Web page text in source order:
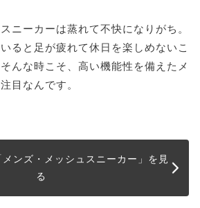
ニーカーは蒸れて不快になりがち。
ると足が疲れて休日を楽しめないこ
んな時こそ、高い機能性を備えたメ
目なんです。
ンズ・メッシュスニーカー」を見
る